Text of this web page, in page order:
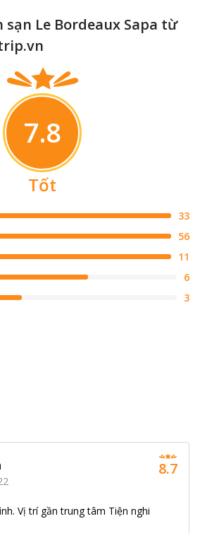
Le Bordeaux Sapa từ
7.8
Tốt
33
56
11
6
3
Vị trí gần trung tâm Tiện nghi
8.7